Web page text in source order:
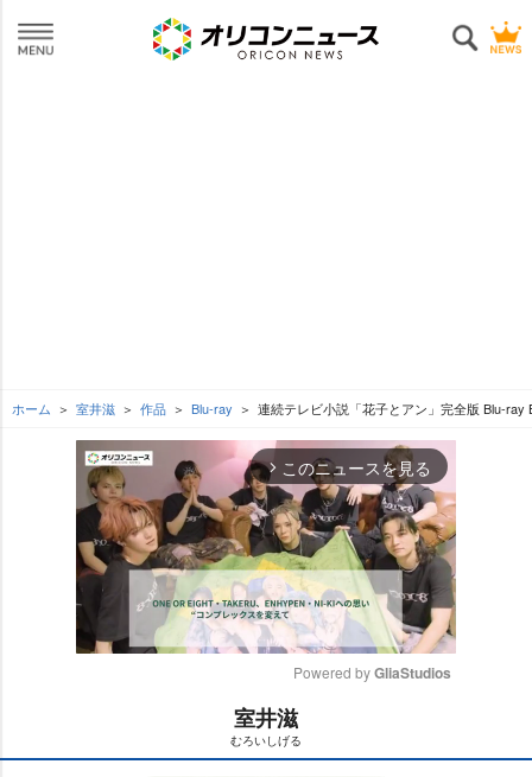
ホーム 室井滋 作品 Blu-ray 連続テレビ小説「花子とアン」完全版 Blu-ray
arrow_forward_ios このニュースを見る
t
Powered by GliaStudios
室井滋
むろいしげる